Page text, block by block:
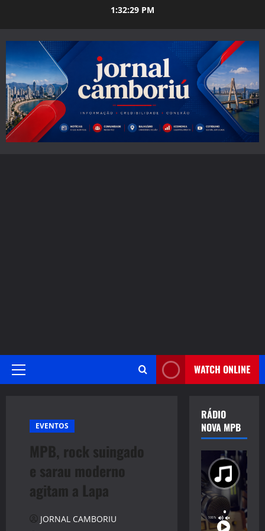
1:32:30 PM
Primary
WATCH ONLINE
EVENTOS
MPB, rock suingado
e sarau moderno
agitam a Lapa
JORNAL CAMBORIU
RÁDIO
NOVA MPB